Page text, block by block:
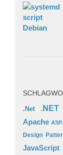
.Net
Apache
Design
JavaScript